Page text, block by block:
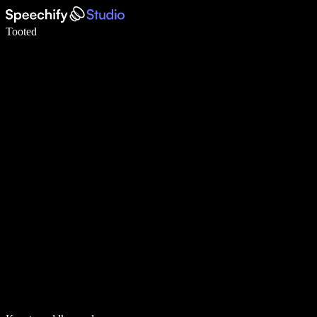
Tooted
Kirjuta häälega 5× kiiremini